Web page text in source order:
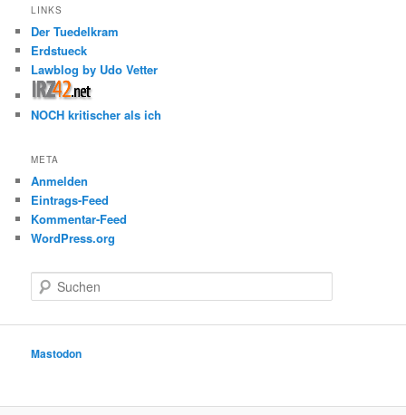
LINKS
Der Tuedelkram
Erdstueck
Lawblog by Udo Vetter
NOCH kritischer als ich
META
Anmelden
Eintrags-Feed
Kommentar-Feed
WordPress.org
u
e
Mastodon